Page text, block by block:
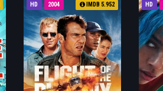
HD 2004 IMDB 5.952 HD